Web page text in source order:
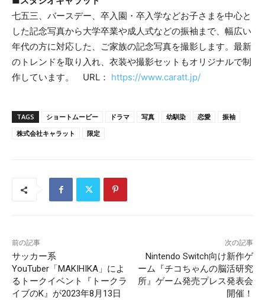
七五三、バースデー、卒入園・卒入学などお子さまを中心と
した記念写真から大学卒業や成人式などの振袖まで、幅広い
年代の方に対応した、ご家族の記念写真を撮影します。最新
のトレンドを取り入れ、衣装や撮影セットもオリジナルで制
作しています。 URL： https://www.caratt.jp/
TAGS ショートムービー ドラマ 写真 幼馴染 恋愛
振袖
株式会社キャラット
限定
前の記事
サッカー系
YouTuber「MAKIHIKA」によ
るトークイベント『トークラ
イブのK』が2023年8月13日
次の記事
Nintendo Switch向け新作ゲ
ーム『チコちゃんの脳活研究
所』ゲーム発売プレス発表会
開催！